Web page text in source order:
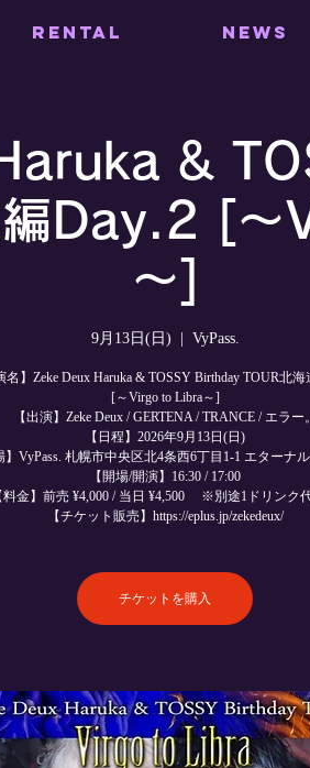
RENTAL NEWS
&
編Day.2 [
～]
9月13日(日) VyPass.
名】Zeke Deux Haruka & TOSSY Birthday TOUR北海
[～Virgo to Libra～]
【出演】Zeke Deux / GERTENA / TRANCE / エラー。
【日程】2026年9月13日(日)
】VyPass. 札幌市中央区北4条西6丁目1-1 エターナ
【開場/開演】16:30 / 17:00
料金】前売 ¥4,000 / 当日 ¥4,500 ※別途1ドリンク
【チケット販売】https://eplus.jp/zekedeux/
チケットを購入